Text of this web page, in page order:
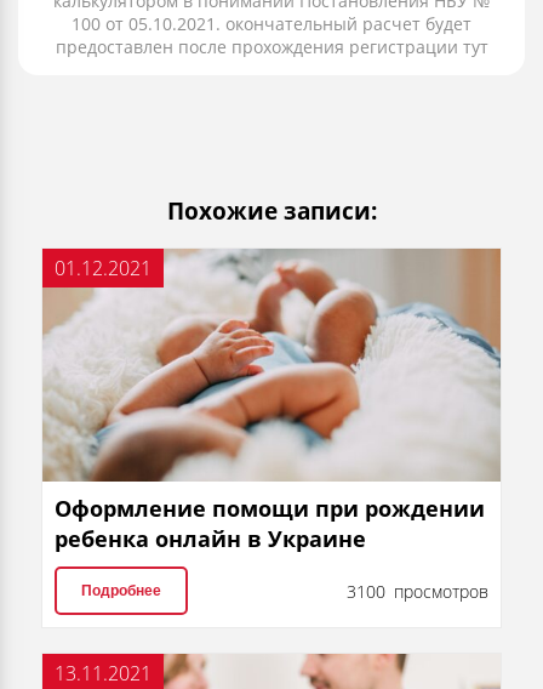
100 от 05.10.2021. окончательный расчет будет
предоставлен после прохождения регистрации тут
Похожие записи:
01.12.2021
Оформление помощи при рождении
ребенка онлайн в Украине
Подробнее 3100 просмотров
13.11.2021